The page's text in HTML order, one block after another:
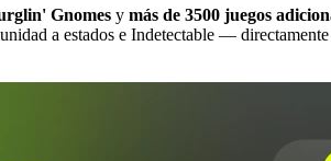
Gnomes y más de 3500 juegos
a estados e Indetectable — directamente